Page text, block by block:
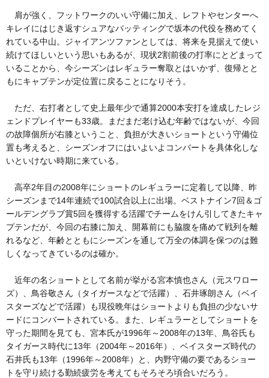
肩が強く、フットワークのいい守備に加え、レフトやセンターへ
キレイにはじき返すシュアなバッティングで坂本の代役を務めてく
れている中山。ジャイアンツファンとしては、将来を見据えて使い
続けてほしいという思いもあるが、現状2割前後の打率にとどまって
いることから、今シーズンはレギュラー奪取とはいかず、復帰とと
もにキャプテンが定位置に戻ることになりそう。
ただ、右打者として史上最年少で通算2000本安打を達成したレジ
ェンドプレイヤーも33歳。まだまだ老け込む年齢ではないが、今回
の故障個所が右膝ということ、負担が大きいショートという守備位
置も考えると、シーズンオフにはいよいよコンバートを具体化しな
いといけない時期に来ている。
高卒2年目の2008年にショートのレギュラーに定着して以降、昨
シーズンまで14年連続で100試合以上に出場。ベストナイン7回＆ゴ
ールデングラブ賞5回を獲得する活躍でチームをけん引してきたキャ
プテンだが、今回の右膝に加え、開幕前にも脇腹を痛めて戦列を離
れるなど、年齢とともにシーズンを通して万全の体調を保つのは難
しくなってきているのは確か。
近年の名ショートとして名前が挙がる宮本慎也さん（元スワロー
ズ）、鳥谷敬さん（タイガースなどで活躍）、石井琢朗さん（ベイ
スターズなどで活躍）も現役晩年はショートよりも負担の少ないサ
ードにコンバートされている。また、レギュラーとしてショートを
守った期間を見ても、宮本氏が1996年～2008年の13年、鳥谷氏も
タイガース時代に13年（2004年～2016年）、ベイスターズ時代の
石井氏も13年（1996年～2008年）と、内野守備の要であるショー
トを守り続ける勤続疲労を考えてもそろそろ頃合いだろう。